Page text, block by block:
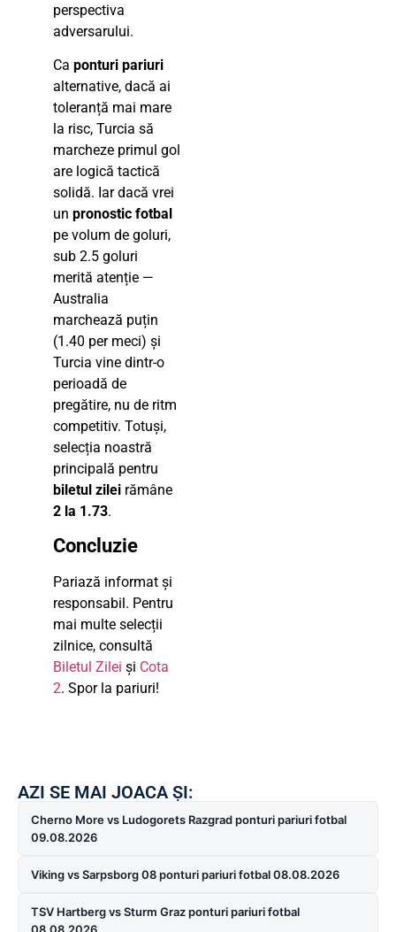
perspectiva
adversarului.
Ca ponturi pariuri
alternative, dacă ai
toleranță mai mare
la risc, Turcia să
marcheze primul gol
are logică tactică
solidă. Iar dacă vrei
un pronostic fotbal
pe volum de goluri,
sub 2.5 goluri
merită atenție —
Australia
marchează puțin
(1.40 per meci) și
Turcia vine dintr-o
perioadă de
pregătire, nu de ritm
competitiv. Totuși,
selecția noastră
principală pentru
biletul zilei rămâne
2 la 1.73.
Concluzie
Pariază informat și
responsabil. Pentru
mai multe selecții
zilnice, consultă
Biletul Zilei și Cota
2. Spor la pariuri!
AZI SE MAI JOACA ȘI:
Cherno More vs Ludogorets Razgrad ponturi pariuri fotbal
09.08.2026
Viking vs Sarpsborg 08 ponturi pariuri fotbal 08.08.2026
TSV Hartberg vs Sturm Graz ponturi pariuri fotbal
08.08.2026